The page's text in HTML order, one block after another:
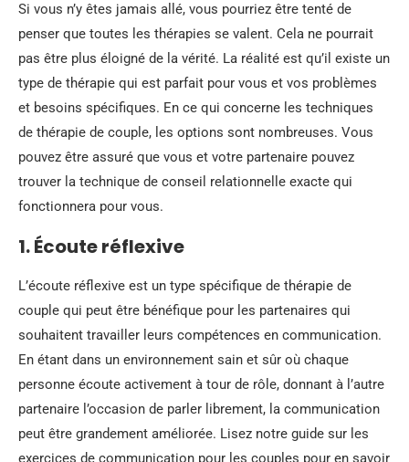
Si vous n’y êtes jamais allé, vous pourriez être tenté de
penser que toutes les thérapies se valent. Cela ne pourrait
pas être plus éloigné de la vérité. La réalité est qu’il existe un
type de thérapie qui est parfait pour vous et vos problèmes
et besoins spécifiques. En ce qui concerne les techniques
de thérapie de couple, les options sont nombreuses. Vous
pouvez être assuré que vous et votre partenaire pouvez
trouver la technique de conseil relationnelle exacte qui
fonctionnera pour vous.
1. Écoute réflexive
L’écoute réflexive est un type spécifique de thérapie de
couple qui peut être bénéfique pour les partenaires qui
souhaitent travailler leurs compétences en communication.
En étant dans un environnement sain et sûr où chaque
personne écoute activement à tour de rôle, donnant à l’autre
partenaire l’occasion de parler librement, la communication
peut être grandement améliorée. Lisez notre guide sur les
exercices de communication pour les couples pour en savoir